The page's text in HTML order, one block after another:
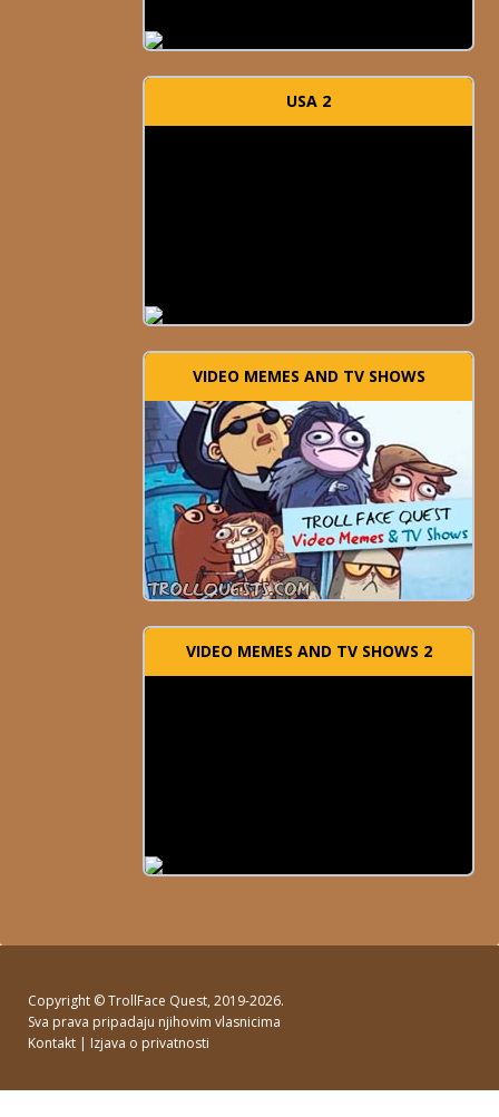
USA 2
VIDEO MEMES AND TV SHOWS
VIDEO MEMES AND TV SHOWS 2
Copyright ©TrollFace Quest, 2019-2026.
Sva prava pripadaju njihovim vlasnicima
Kontakt | Izjava o privatnosti